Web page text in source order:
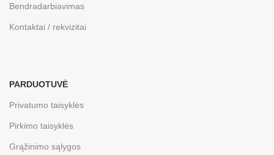
Bendradarbiavimas
Kontaktai / rekvizitai
PARDUOTUVĖ
Privatumo taisyklės
Pirkimo taisyklės
Grąžinimo sąlygos